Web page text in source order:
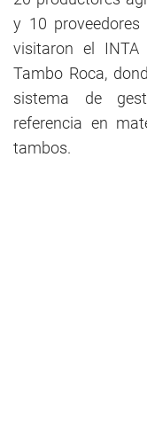
y 10
visitaron el INTA
Tambo Roca,
sistema de
referencia en
tambos.